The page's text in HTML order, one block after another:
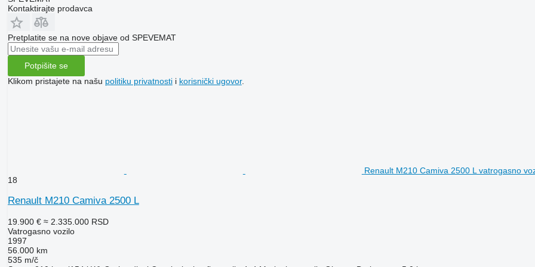
Kontaktirajte prodavca
Pretplatite se na nove objave od SPEVEMAT
Potpišite se
Klikom pristajete na našu politiku privatnostii korisnički ugovor.
Renault M210 Camiva 2500 L vatrogasno
18
Renault M210 Camiva 2500 L
19.900 € ≈ 2.335.000 RSD
Vatrogasno vozilo
1997
56.000 km
535 m/č